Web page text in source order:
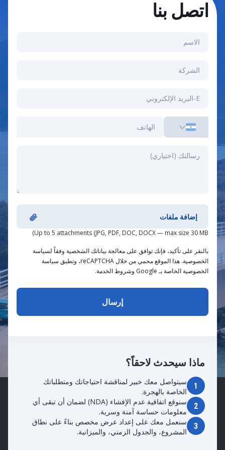
ماذا سيحدث لاحقاً؟
1
سيتواصل معك خبير لمناقشة احتياجاتك ومتطلباتك
الخاصة بالهجرة.
2
سنوقع اتفاقية عدم الإفشاء (NDA) لضمان أن تبقى أي
معلومات حساسة آمنة وسرية.
3
سنعمل معك على إعداد عرض مخصص بناءً على نطاق
المشروع، والجدول الزمني، والميزانية.
اتصل بنا
إضافة ملفات
Up to 5 attachments (JPG, PDF, DOC, DOCX — max size 30 MB)
بالنقر على تأكيد، فإنك توافق على معالجة بياناتك الشخصية وفقاً لسياسة
الخصوصية. هذا الموقع محمي من خلال reCAPTCHA، وتطبق سياسة
الخصوصية الخاصة بـ Google وشروط الخدمة.